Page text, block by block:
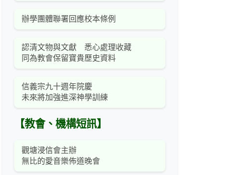
辦學團體聯署回應校本條例
認清文物與文獻 悉心處理收藏
同為教會保留寶貴歷史資料
信義宗九十週年院慶
未來將加強進深神學訓練
【教會、機構短訊】
觀塘浸信會主辦
無比的愛音樂佈道晚會